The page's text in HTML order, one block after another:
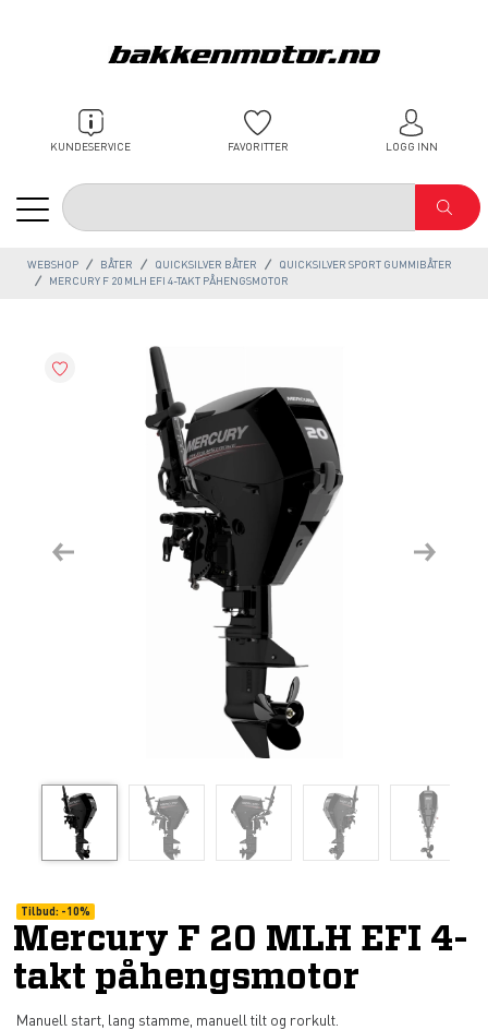
KUNDESERVICE FAVORITTER LOGG INN
WEBSHOP BÅTER QUICKSILVER BÅTER
QUICKSILVER SPORT GUMMIBÅTER
MERCURY F 20 MLH EFI 4-TAKT PÅHENGSMOTOR
Previous Next
Tilbud: -10%
Mercury F 20 MLH EFI 4-
takt påhengsmotor
Manuell start, lang stamme, manuell tilt og rorkult.